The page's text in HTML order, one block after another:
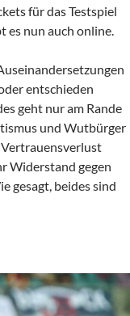
für das Testspiel
es nun auch online.
entschieden
geht nur am Rande
und Wutbürger
Widerstand gegen
gesagt, beides sind